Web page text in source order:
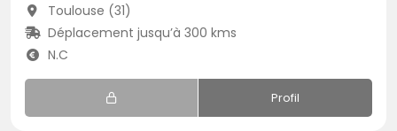
Toulouse (31)
Déplacement jusqu’à 300 kms
N.C
Profil